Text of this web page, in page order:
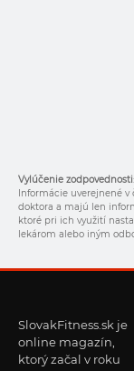
Vylúčenie zodpovednosti:
Informácie uverejnené
doktora a majú len
ktoré pri ich využití
lekárom alebo iným
SlovakFitness.sk je
online magazín,
ktorý začal v roku